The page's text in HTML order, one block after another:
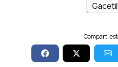
Compartí